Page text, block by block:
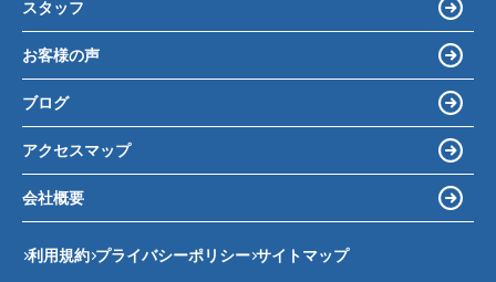
スタッフ
お客様の声
ブログ
アクセスマップ
会社概要
利用規約 プライバシーポリシー サイトマップ